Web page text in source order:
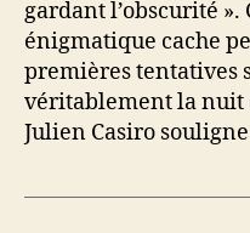
gardant l’obscurité
énigmatique cache
premières tentatives
véritablement la nuit
Julien Casiro